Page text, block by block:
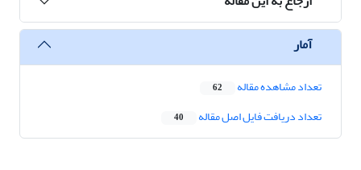
آمار
تعداد مشاهده مقاله 62
تعداد دریافت فایل اصل مقاله 40